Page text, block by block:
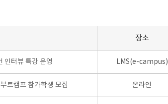
장소
인터뷰 특강 운영 LMS(e-campus)
트캠프 참가학생 모집 온라인